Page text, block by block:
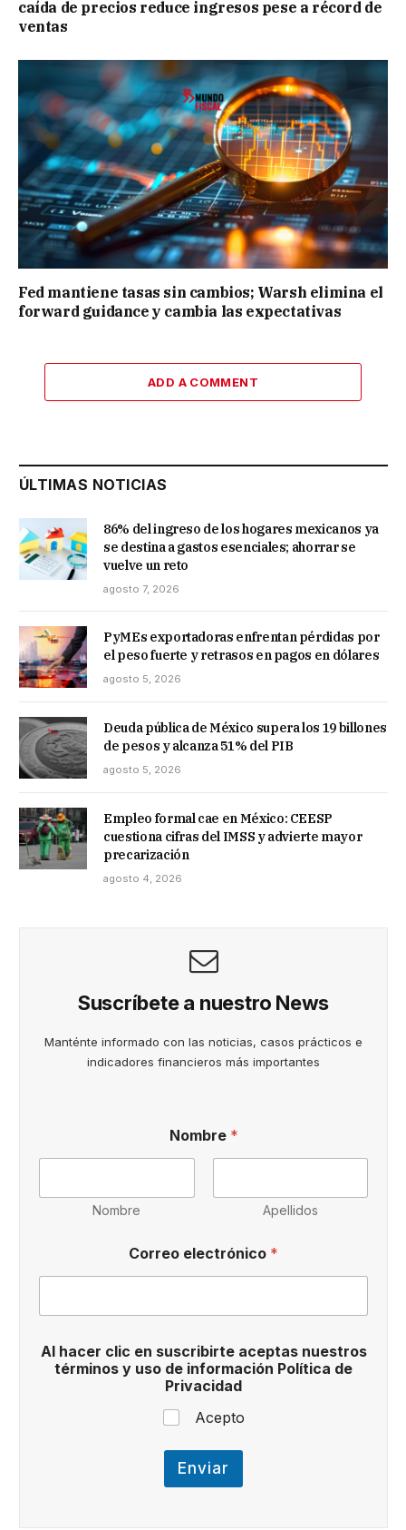
caída de precios reduce ingresos pese a récord de
ventas
Fed mantiene tasas sin cambios; Warsh elimina el
forward guidance y cambia las expectativas
ADD A COMMENT
ÚLTIMAS NOTICIAS
86% del ingreso de los hogares mexicanos ya
se destina a gastos esenciales; ahorrar se
vuelve un reto
agosto 7, 2026
PyMEs exportadoras enfrentan pérdidas por
el peso fuerte y retrasos en pagos en dólares
agosto 5, 2026
Deuda pública de México supera los 19 billones
de pesos y alcanza 51% del PIB
agosto 5, 2026
Empleo formal cae en México: CEESP
cuestiona cifras del IMSS y advierte mayor
precarización
agosto 4, 2026
Suscríbete a nuestro News
Manténte informado con las noticias, casos prácticos e
indicadores financieros más importantes
Nombre *
Nombre Apellidos
Correo electrónico *
o
m
b
e
s
o
e
Al hacer clic en suscribirte aceptas nuestros
términos y uso de información Política de
Privacidad
Acepto
Enviar